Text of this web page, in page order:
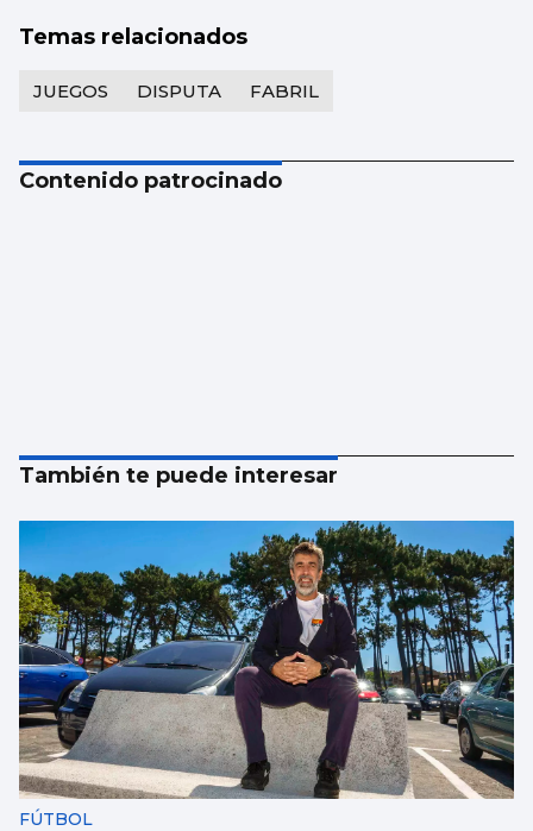
Temas relacionados
JUEGOS DISPUTA FABRIL
Contenido patrocinado
También te puede interesar
FÚTBOL